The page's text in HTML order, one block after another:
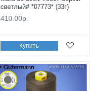
светлый# *07773* (33г)
410.00р.
Купить